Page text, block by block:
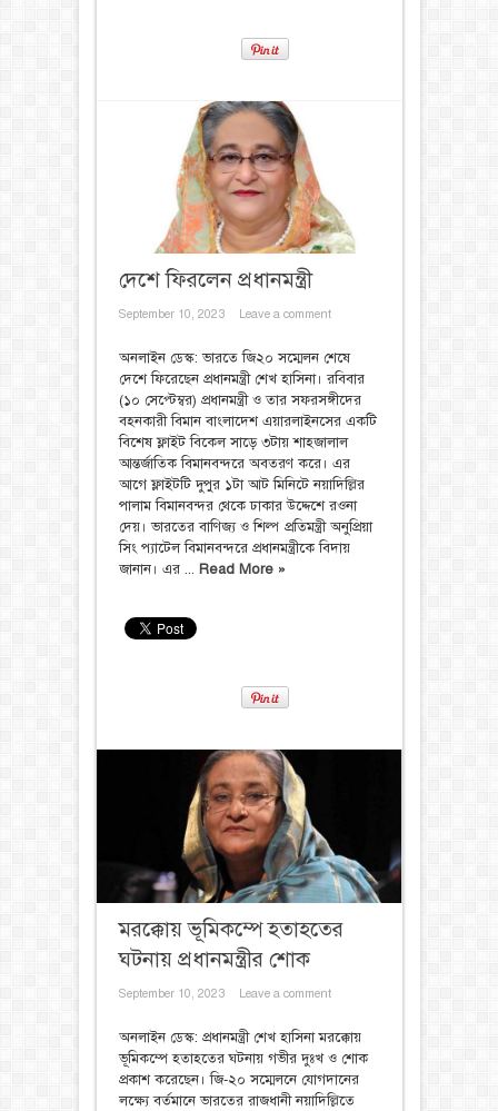
দেশে ফিরলেন প্রধানমন্ত্রী
September 10, 2023 Leave a comment
অনলাইন ডেস্ক: ভারতে জি২০ সম্মেলন শেষে
দেশে ফিরেছেন প্রধানমন্ত্রী শেখ হাসিনা। রবিবার
(১০ সেপ্টেম্বর) প্রধানমন্ত্রী ও তার সফরসঙ্গীদের
বহনকারী বিমান বাংলাদেশ এয়ারলাইনসের একটি
বিশেষ ফ্লাইট বিকেল সাড়ে ৩টায় শাহজালাল
আন্তর্জাতিক বিমানবন্দরে অবতরণ করে। এর
আগে ফ্লাইটটি দুপুর ১টা আট মিনিটে নয়াদিল্লির
পালাম বিমানবন্দর থেকে ঢাকার উদ্দেশে রওনা
দেয়। ভারতের বাণিজ্য ও শিল্প প্রতিমন্ত্রী অনুপ্রিয়া
সিং প্যাটেল বিমানবন্দরে প্রধানমন্ত্রীকে বিদায়
জানান। এর ... Read More »
মরক্কোয় ভূমিকম্পে হতাহতের
ঘটনায় প্রধানমন্ত্রীর শোক
September 10, 2023 Leave a comment
অনলাইন ডেস্ক: প্রধানমন্ত্রী শেখ হাসিনা মরক্কোয়
ভূমিকম্পে হতাহতের ঘটনায় গভীর দুঃখ ও শোক
প্রকাশ করেছেন। জি-২০ সম্মেলনে যোগদানের
লক্ষ্যে বর্তমানে ভারতের রাজধানী নয়াদিল্লিতে